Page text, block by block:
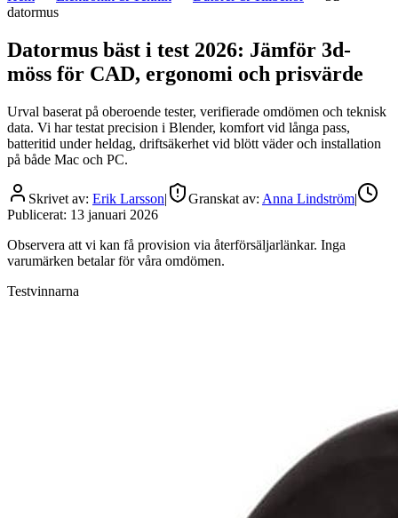
datormus
Datormus bäst i test 2026: Jämför 3d-
möss för CAD, ergonomi och prisvärde
Urval baserat på oberoende tester, verifierade omdömen och teknisk
data. Vi har testat precision i Blender, komfort vid långa pass,
batteritid under heldag, driftsäkerhet vid blött väder och installation
på både Mac och PC.
Skrivet av: Erik Larsson| Granskat av: Anna Lindström|
Publicerat: 13 januari 2026
Observera att vi kan få provision via återförsäljarlänkar. Inga
varumärken betalar för våra omdömen.
Testvinnarna